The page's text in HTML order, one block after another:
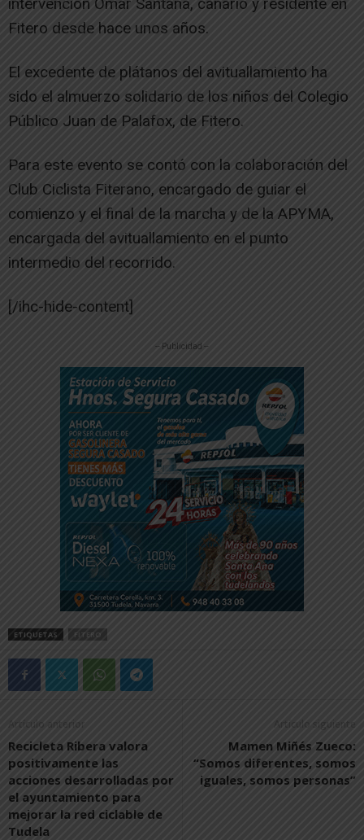
Fitero desde hace unos años.
El excedente de plátanos del avituallamiento ha
sido el almuerzo solidario de los niños del Colegio
Público Juan de Palafox, de Fitero.
Para este evento se contó con la colaboración del
Club Ciclista Fiterano, encargado de guiar el
comienzo y el final de la marcha y de la APYMA,
encargada del avituallamiento en el punto
intermedio del recorrido.
[/ihc-hide-content]
-- Publicidad --
ETIQUETAS FITERO
Artículo anterior
Recicleta Ribera valora
positivamente las
acciones desarrolladas por
el ayuntamiento para
mejorar la red ciclable de
Tudela
Artículo siguiente
Mamen Miñés Zueco:
“Somos diferentes, somos
iguales, somos personas”